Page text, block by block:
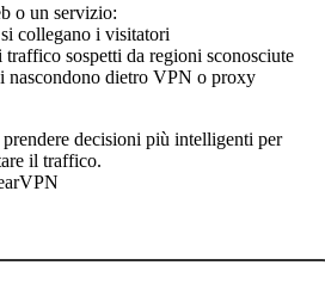
o un servizio:
collegano i visitatori
sospetti da regioni sconosciute
nascondono dietro VPN o proxy
decisioni più intelligenti per
il traffico.